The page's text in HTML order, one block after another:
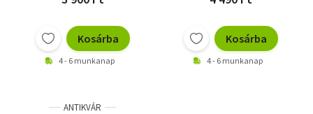
Kosárba
4 - 6 munkanap
Kosárba
4 - 6 munkanap
ANTIKVÁR